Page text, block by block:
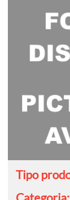
Tipo
Categoria: